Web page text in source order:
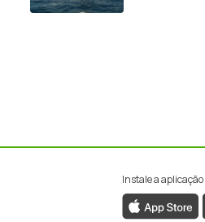
Instale a aplicação